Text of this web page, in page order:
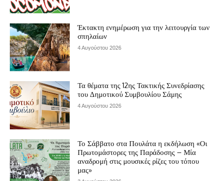
Έκτακτη ενημέρωση για την λειτουργία των
σπηλαίων
4 Αυγούστου 2026
Τα θέματα της 12ης Τακτικής Συνεδρίασης
του Δημοτικού Συμβουλίου Σάμης
4 Αυγούστου 2026
Το Σάββατο στα Πουλάτα η εκδήλωση «Οι
Πρωτομάστορες της Παράδοσης – Μία
αναδρομή στις μουσικές ρίζες του τόπου
μας»